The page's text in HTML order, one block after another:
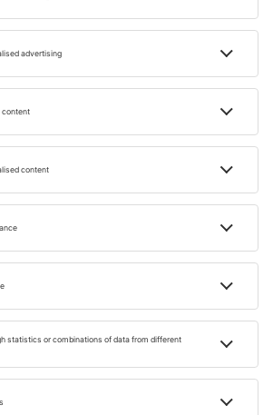
spre Lefkada
Katsiki din Lefkada?